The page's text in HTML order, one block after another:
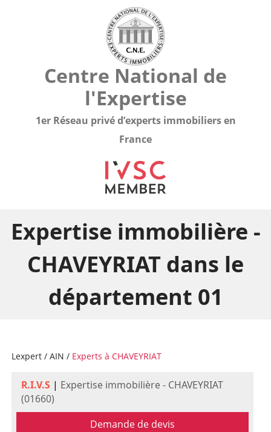
Centre National de
l'Expertise
1er Réseau privé d’experts immobiliers en
France
Expertise immobilière -
CHAVEYRIAT dans le
département 01
Lexpert/ AIN / Experts à CHAVEYRIAT
R.I.V.S | Expertise immobilière - CHAVEYRIAT
(01660)
Demande de devis